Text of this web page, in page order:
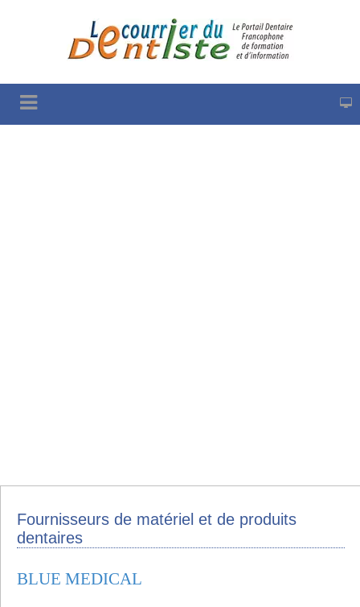
Fournisseurs de matériel et de produits
dentaires
BLUE MEDICAL